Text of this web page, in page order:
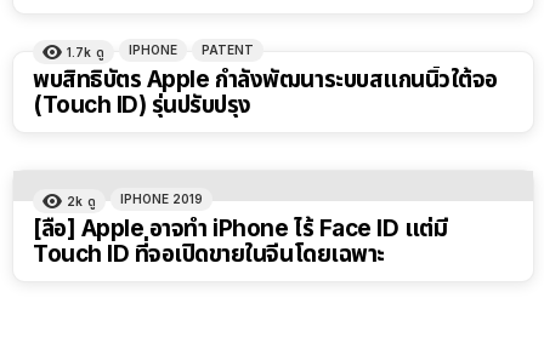
1.7k ดู IPHONE PATENT
พบสิทธิบัตร Apple กำลังพัฒนาระบบสแกนนิ้วใต้จอ
(Touch ID) รุ่นปรับปรุง
2k ดู IPHONE 2019
[ลือ] Apple อาจทำ iPhone ไร้ Face ID แต่มี
Touch ID ที่จอเปิดขายในจีนโดยเฉพาะ